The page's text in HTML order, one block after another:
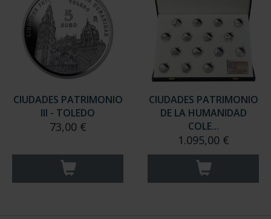
CIUDADES PATRIMONIO
III - TOLEDO
73,00 €
CIUDADES PATRIMONIO
DE LA HUMANIDAD
COLE...
1.095,00 €